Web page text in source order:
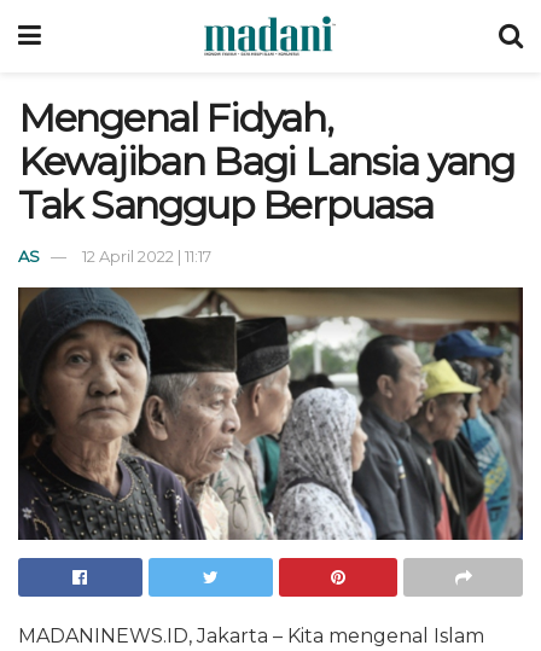
Mengenal Fidyah,
Kewajiban Bagi Lansia yang
Tak Sanggup Berpuasa
AS 12 April 2022 | 11:17
MADANINEWS.ID, Jakarta – Kita mengenal Islam